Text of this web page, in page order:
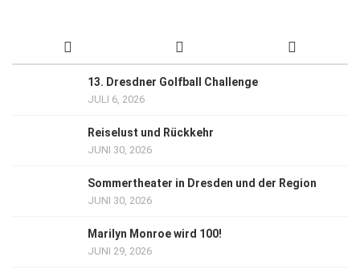
13. Dresdner Golfball Challenge
JULI 6, 2026
Reiselust und Rückkehr
JUNI 30, 2026
Sommertheater in Dresden und der Region
JUNI 30, 2026
Marilyn Monroe wird 100!
JUNI 29, 2026